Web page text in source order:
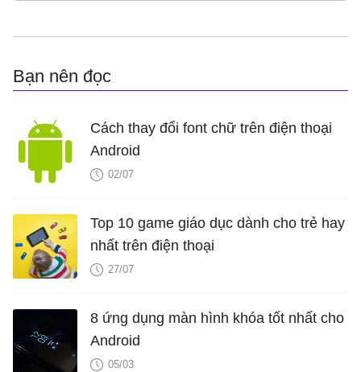
Bạn nên đọc
Cách thay đổi font chữ trên điện thoại
Android
02/07
Top 10 game giáo dục dành cho trẻ hay
nhất trên điện thoại
27/07
8 ứng dụng màn hình khóa tốt nhất cho
Android
05/03